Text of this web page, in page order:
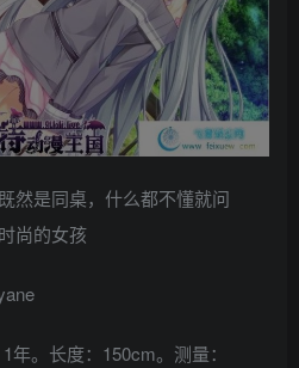
是同桌，什么都不懂就问
尚的女孩
。长度：150cm。测量：